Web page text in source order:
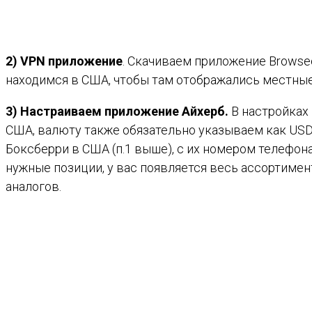
2) VPN приложение . Скачиваем приложение
находимся в США, чтобы там отображались
3) Настраиваем приложение Айхерб. В
США, валюту также обязательно указываем как
Боксберри в США (п.1 выше), с их номером
нужные позиции, у вас появляется весь
аналогов.